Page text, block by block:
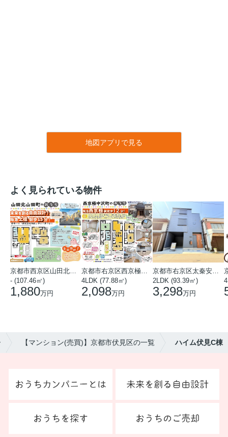
地図アプリで見る
よく見られている物件
- (107.46㎡)
1,880万円
4LDK (77.88㎡)
2,098万円
2LDK (93.39㎡)
3,298万円
【マンション(売買)】京都市伏見区の一覧 ハイム伏見C棟